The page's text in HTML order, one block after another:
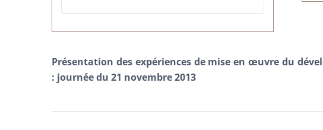
Présentation des expériences de mise en œuvre du
: journée du 21 novembre 2013